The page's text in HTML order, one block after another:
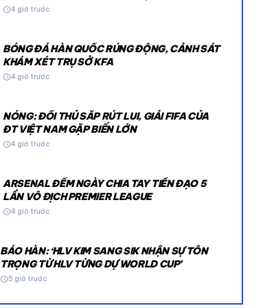
© 2026 TT24H
schedule4 giờ trước
BÓNG ĐÁ HÀN QUỐC RÚNG ĐỘNG, CẢNH SÁT
KHÁM XÉT TRỤ SỞ KFA
schedule4 giờ trước
NÓNG: ĐỐI THỦ SẮP RÚT LUI, GIẢI FIFA CỦA
ĐT VIỆT NAM GẶP BIẾN LỚN
schedule4 giờ trước
ARSENAL ĐẾM NGÀY CHIA TAY TIỀN ĐẠO 5
LẦN VÔ ĐỊCH PREMIER LEAGUE
schedule4 giờ trước
BÁO HÀN: ‘HLV KIM SANG SIK NHẬN SỰ TÔN
TRỌNG TỪ HLV TỪNG DỰ WORLD CUP’
schedule5 giờ trước